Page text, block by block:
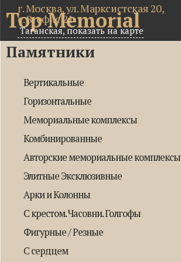
Top Memorial
г. Москва, ул. Марксистская 20,
с. 8, офис 21
Таганская,показать на карте
Памятники
Вертикальные
Горизонтальные
Мемориальные комплексы
Комбинированные
Авторские мемориальные комплексы
Элитные Эксклюзивные
Арки и Колонны
С крестом. Часовни. Голгофы
Фигурные / Резные
С сердцем